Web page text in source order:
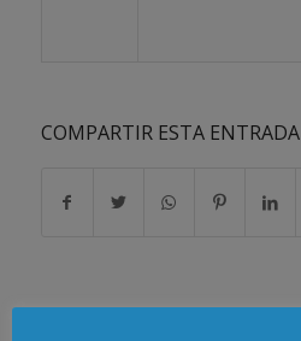
COMPARTIR ESTA ENTRADA